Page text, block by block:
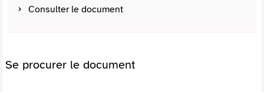
Consulter le document
Se procurer le document